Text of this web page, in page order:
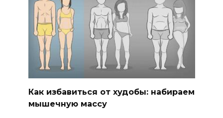
Как избавиться от худобы: набираем
мышечную массу